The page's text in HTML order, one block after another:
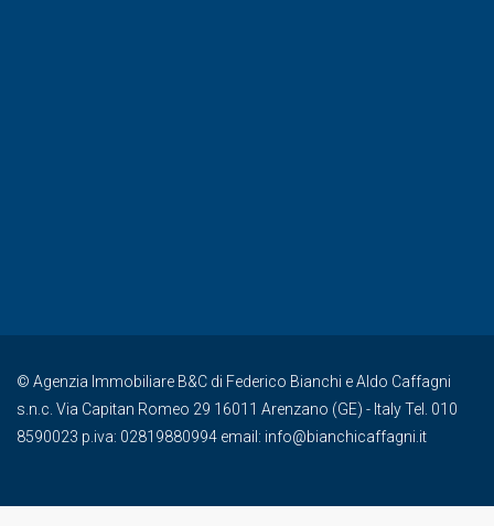
© Agenzia Immobiliare B&C di Federico Bianchi e Aldo Caffagni
s.n.c. Via Capitan Romeo 29 16011 Arenzano (GE) - Italy Tel. 010
8590023 p.iva: 02819880994 email: info@bianchicaffagni.it